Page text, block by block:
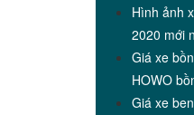
Hình ảnh
2020 mới
Giá xe
HOWO
Giá xe